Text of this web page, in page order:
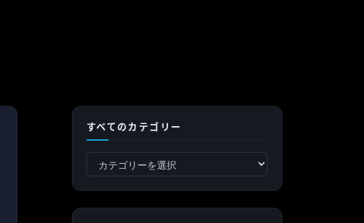
すべてのカテゴリー
べ